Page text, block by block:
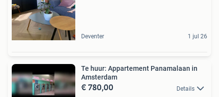
Deventer 1 jul 26
Te huur: Appartement Panamalaan in
Amsterdam
€ 780,00 Details